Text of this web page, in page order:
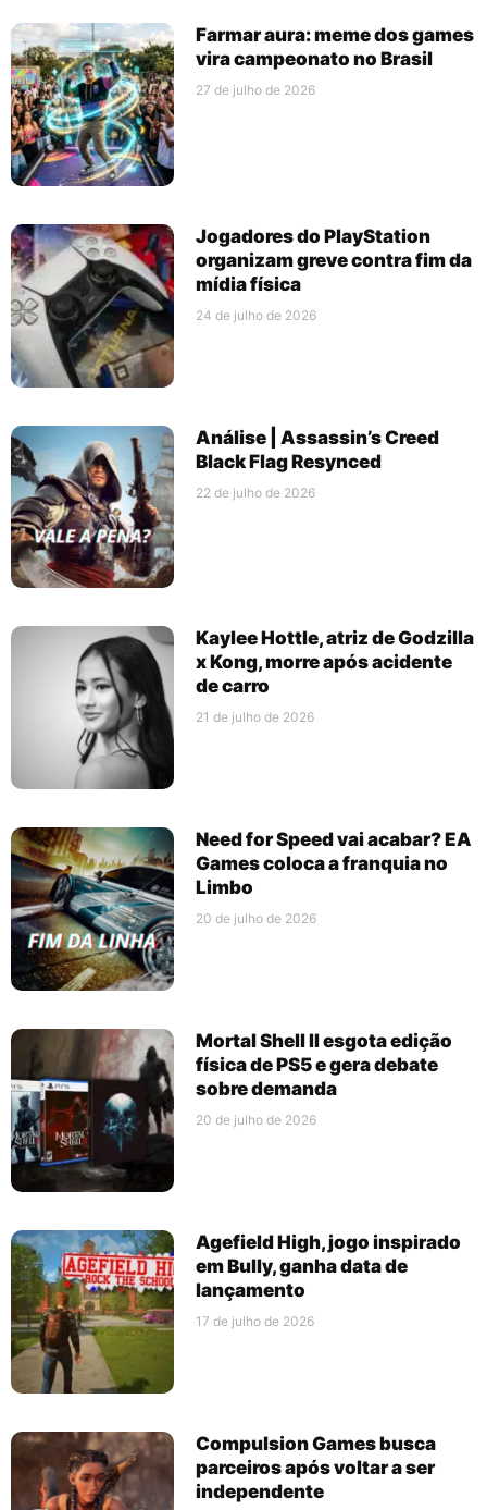
Farmar aura: meme dos games
vira campeonato no Brasil
27 de julho de 2026
Jogadores do PlayStation
organizam greve contra fim da
mídia física
24 de julho de 2026
Análise | Assassin’s Creed
Black Flag Resynced
22 de julho de 2026
Kaylee Hottle, atriz de Godzilla
x Kong, morre após acidente
de carro
21 de julho de 2026
Need for Speed vai acabar? EA
Games coloca a franquia no
Limbo
20 de julho de 2026
Mortal Shell II esgota edição
física de PS5 e gera debate
sobre demanda
20 de julho de 2026
Agefield High, jogo inspirado
em Bully, ganha data de
lançamento
17 de julho de 2026
Compulsion Games busca
parceiros após voltar a ser
independente